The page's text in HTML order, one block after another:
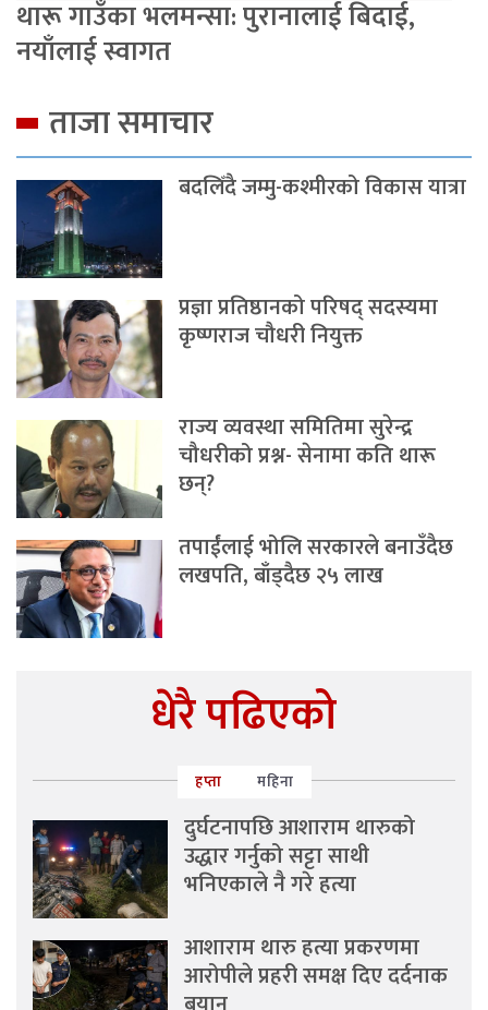
थारू गाउँका भलमन्सा: पुरानालाई बिदाई,
नयाँलाई स्वागत
ताजा समाचार
बदलिँदै जम्मु-कश्मीरको विकास यात्रा
प्रज्ञा प्रतिष्ठानको परिषद् सदस्यमा
कृष्णराज चौधरी नियुक्त
राज्य व्यवस्था समितिमा सुरेन्द्र
चौधरीको प्रश्न- सेनामा कति थारू
छन्?
तपाईंलाई भोलि सरकारले बनाउँदैछ
लखपति, बाँड्दैछ २५ लाख
धेरै पढिएको
हप्ता महिना
दुर्घटनापछि आशाराम थारुको
उद्धार गर्नुको सट्टा साथी
भनिएकाले नै गरे हत्या
आशाराम थारु हत्या प्रकरणमा
आरोपीले प्रहरी समक्ष दिए दर्दनाक